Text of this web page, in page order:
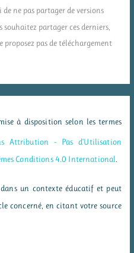
de ne pas partager de versions
souhaitez partager ces derniers,
pas de téléchargement
à disposition selon les termes
Attribution - Pas d’Utilisation
Conditions 4.0 International.
un contexte éducatif et peut
concerné, en citant votre source